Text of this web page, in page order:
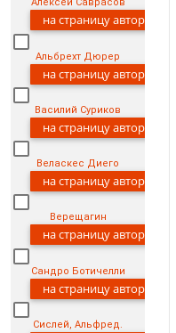
Алексей Саврасов
на страницу автора
Альбрехт Дюрер
на страницу автора
Василий Суриков
на страницу автора
Веласкес Диего
на страницу автора
Верещагин
на страницу автора
Сандро Ботичелли
на страницу автора
Сислей, Альфред.